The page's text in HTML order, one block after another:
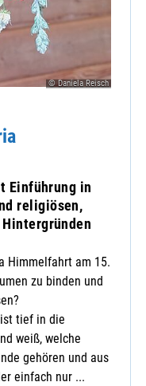
© Daniela Reisch
Einführung in
religiösen,
Himmelfahrt am 15.
zu binden und
tief in die
weiß, welche
gehören und aus
einfach nur ...